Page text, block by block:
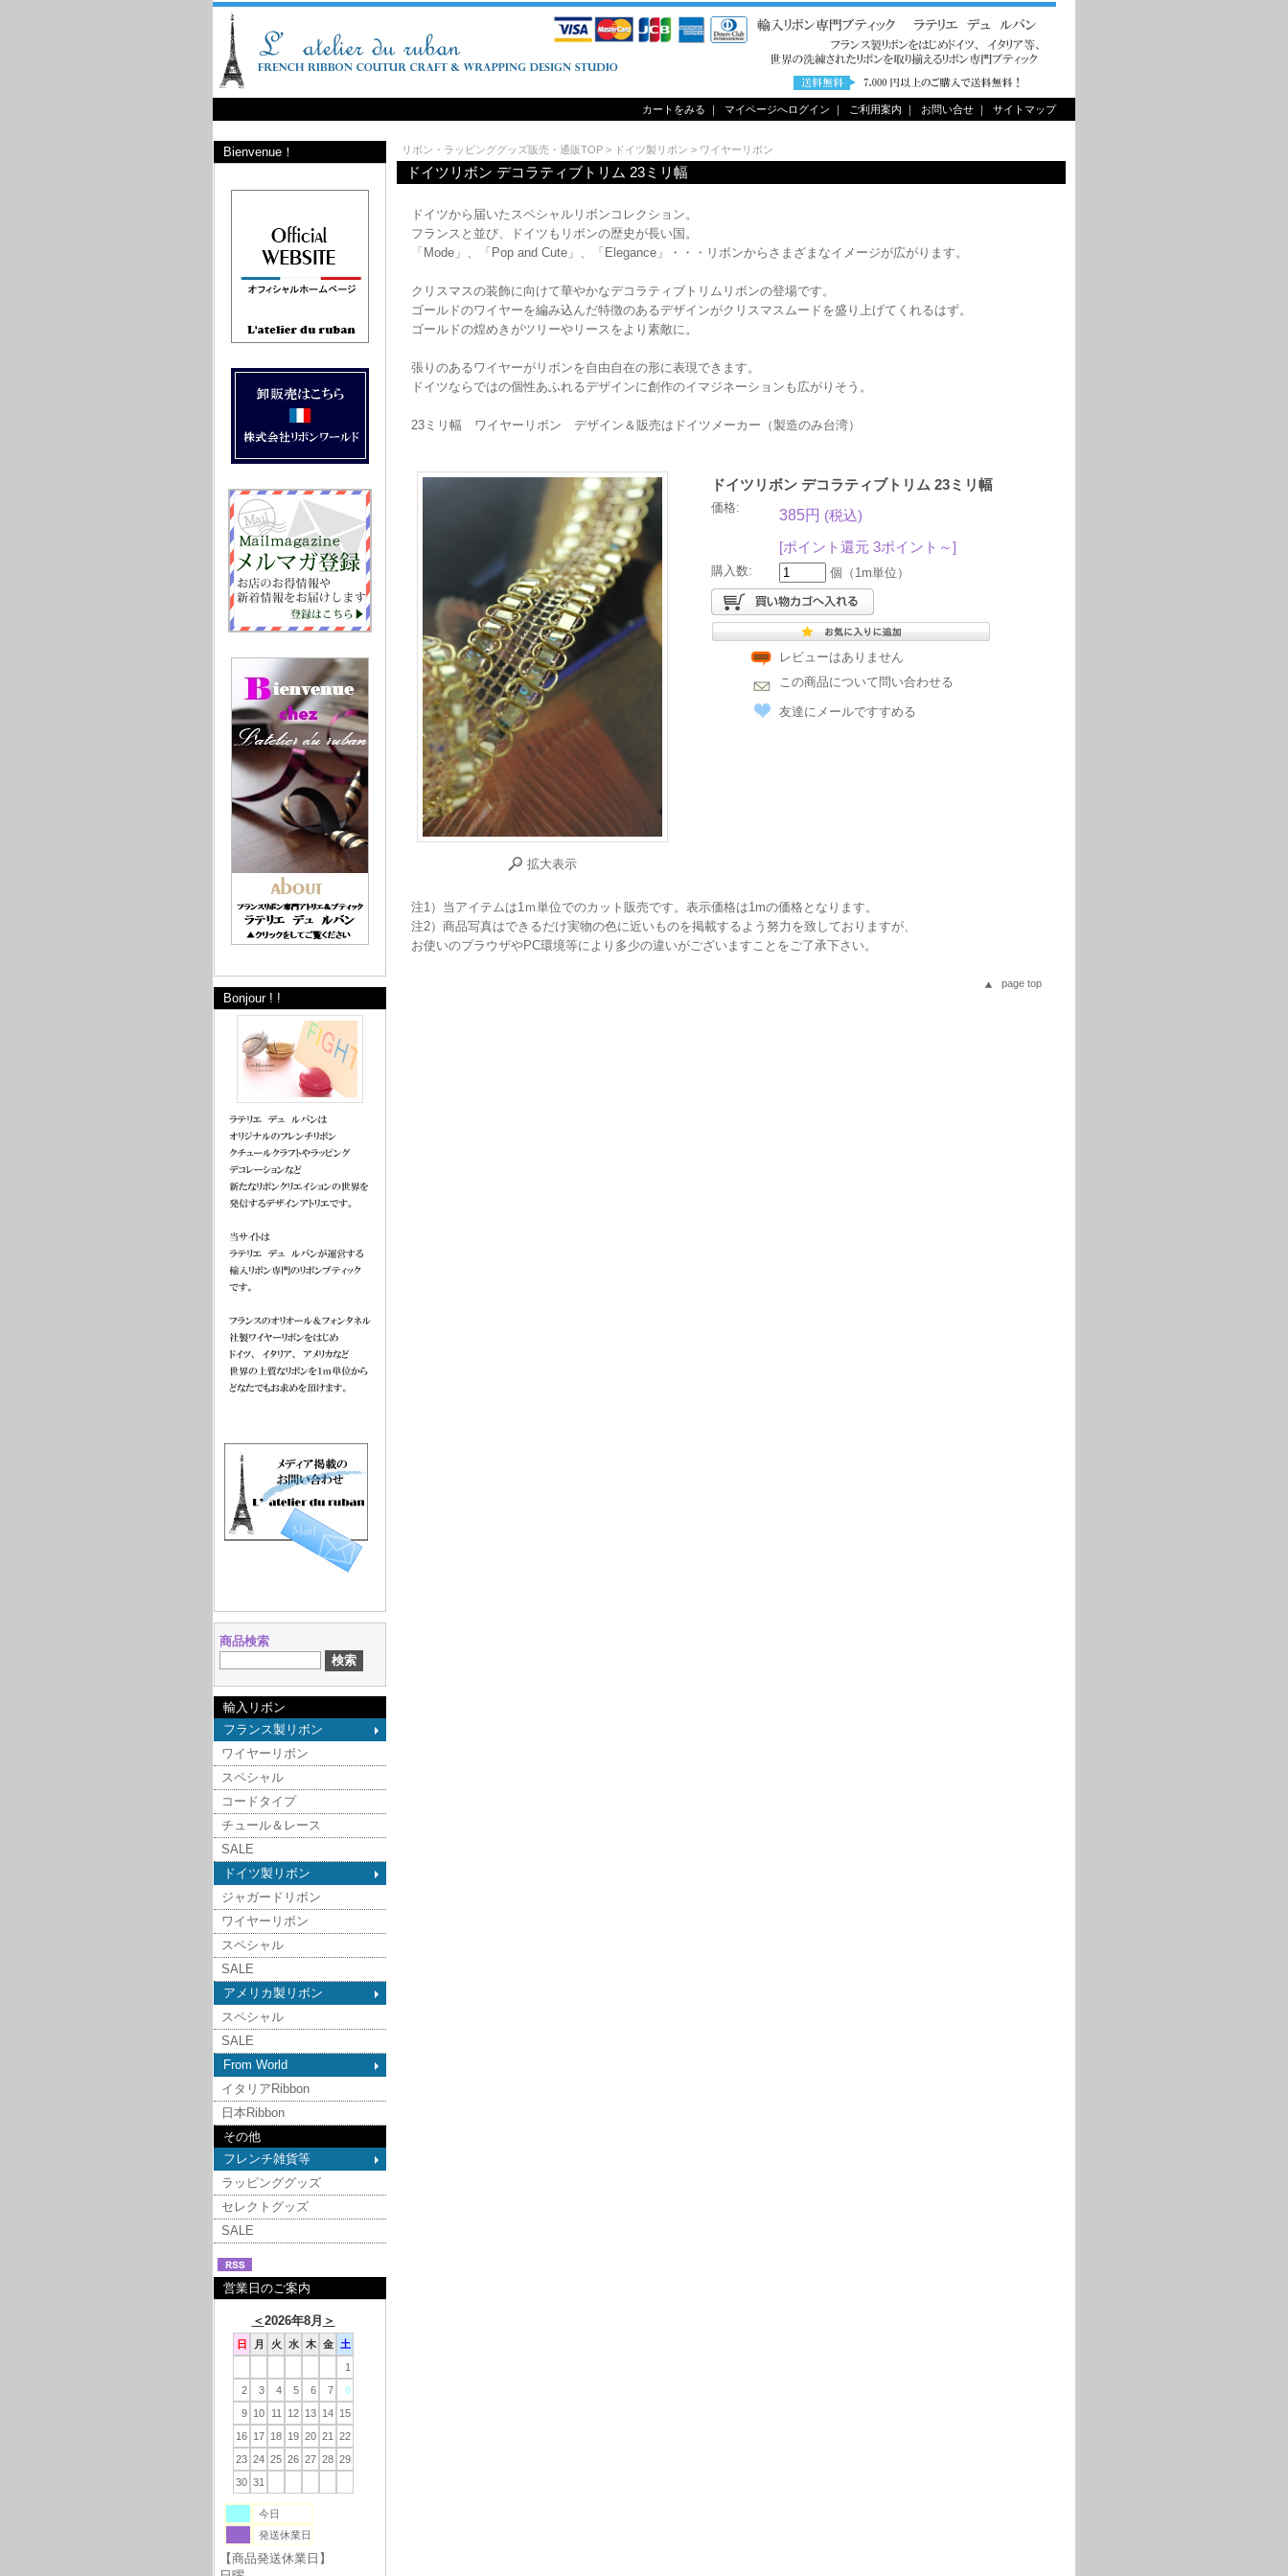
カートをみる ｜ マイページへログイン ｜ ご利用案内 ｜ お問い合せ ｜ サイトマップ
Bienvenue！
Bonjour ! !
商品検索
輸入リボン
フランス製リボン
ワイヤーリボン
スペシャル
コードタイプ
チュール＆レース
SALE
ドイツ製リボン
ジャガードリボン
ワイヤーリボン
スペシャル
SALE
アメリカ製リボン
スペシャル
SALE
From World
イタリアRibbon
日本Ribbon
その他
フレンチ雑貨等
ラッピンググッズ
セレクトグッズ
SALE
営業日のご案内
＜2026年8月 ＞
日 月 火 水 木 金
土
1
2
3 4 5 6 7
8
9 10 11 12 13 14 15
16 17 18 19 20 21
22
23 24 25 26 27 28 29
30 31
今日
発送休業日
【商品発送休業日】
リボン・ラッピンググッズ販売・通販TOP > ドイツ製リボン > ワイヤーリボン
ドイツリボン デコラティブトリム 23ミリ幅
ドイツから届いたスペシャルリボンコレクション。
フランスと並び、ドイツもリボンの歴史が長い国。
「Mode」、「Pop and Cute」、「Elegance」・・・リボンからさまざまなイメージが広がります。
クリスマスの装飾に向けて華やかなデコラティブトリムリボンの登場です。
ゴールドのワイヤーを編み込んだ特徴のあるデザインがクリスマスムードを盛り上げてくれるはず。
ゴールドの煌めきがツリーやリースをより素敵に。
張りのあるワイヤーがリボンを自由自在の形に表現できます。
ドイツならではの個性あふれるデザインに創作のイマジネーションも広がりそう。
23ミリ幅 ワイヤーリボン デザイン＆販売はドイツメーカー（製造のみ台湾）
拡大表示
ドイツリボン デコラティブトリム 23ミリ幅
価格: 385円 (税込)
[ポイント還元 3ポイント～]
購入数: 個（1m単位）
レビューはありません
この商品について問い合わせる
友達にメールですすめる
注1）当アイテムは1ｍ単位でのカット販売です。表示価格は1mの価格となります。
注2）商品写真はできるだけ実物の色に近いものを掲載するよう努力を致しておりますが、
お使いのプラウザやPC環境等により多少の違いがございますことをご了承下さい。
page top